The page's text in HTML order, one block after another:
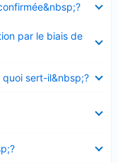
par le biais de
sert-il&nbsp;?